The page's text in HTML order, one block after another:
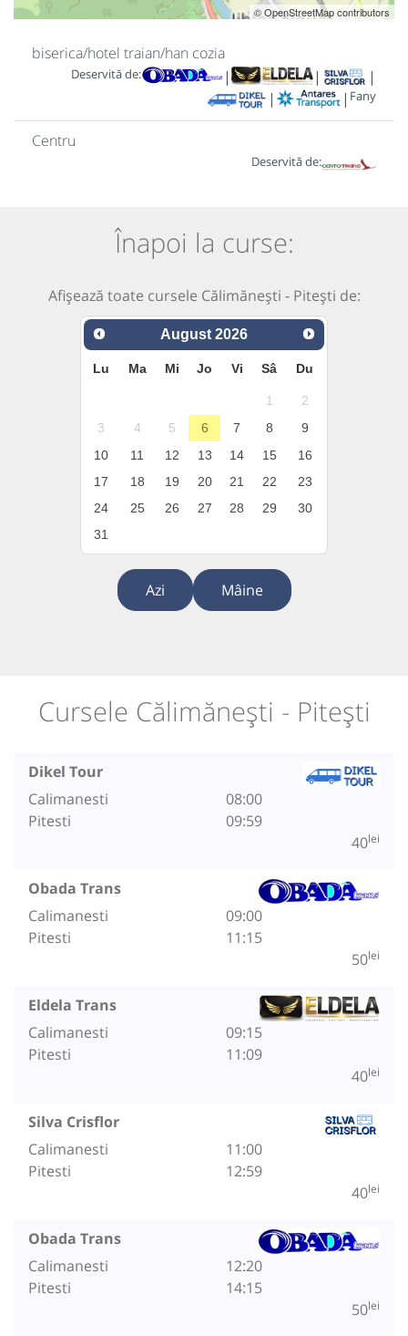
© OpenStreetMap contributors
biserica/hotel traian/han cozia
Deservită de: | |
|
|
| Fany
Centru
Deservită de:
Înapoi la curse:
Afișează toate cursele Călimănești - Pitești de:
August 2026
Lu Ma Mi Jo Vi Sâ Du
1
2
3
4 5 6 7 8
9
10
11 12 13 14 15
16
17
18 19 20 21 22
23
24
25 26 27 28 29
30
31
Azi Mâine
Cursele Călimănești - Pitești
Dikel Tour
Calimanesti
Pitesti
08:00
09:59
40lei
Obada Trans
Calimanesti
Pitesti
09:00
11:15
50lei
Eldela Trans
Calimanesti
Pitesti
09:15
11:09
40lei
Silva Crisflor
Calimanesti
Pitesti
11:00
12:59
40lei
Obada Trans
Calimanesti
Pitesti
12:20
14:15
50lei